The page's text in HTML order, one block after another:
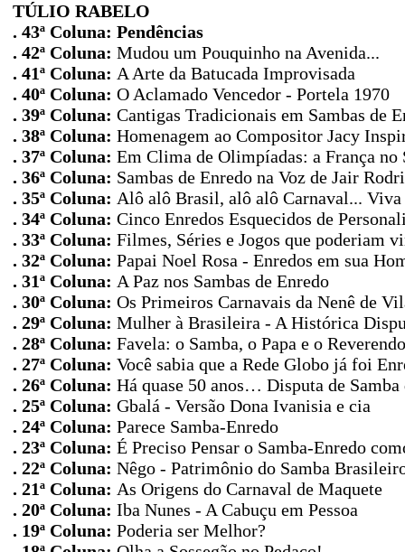
TÚLIO RABELO
. 43ª Coluna: Pendências
. 42ª Coluna: Mudou um Pouquinho na Avenida...
. 41ª Coluna: A Arte da Batucada Improvisada
. 40ª Coluna: O Aclamado Vencedor - Portela 1970
. 39ª Coluna: Cantigas Tradicionais em Sambas de
. 38ª Coluna: Homenagem ao Compositor Jacy
. 37ª Coluna: Em Clima de Olimpíadas: a França no
. 36ª Coluna: Sambas de Enredo na Voz de Jair
. 35ª Coluna: Alô alô Brasil, alô alô Carnaval...
. 34ª Coluna: Cinco Enredos Esquecidos de
. 33ª Coluna: Filmes, Séries e Jogos que poderiam
. 32ª Coluna: Papai Noel Rosa - Enredos em sua
. 31ª Coluna: A Paz nos Sambas de Enredo
. 30ª Coluna: Os Primeiros Carnavais da Nenê de
. 29ª Coluna: Mulher à Brasileira - A Histórica
. 28ª Coluna: Favela: o Samba, o Papa e o Reverendo
. 27ª Coluna: Você sabia que a Rede Globo já foi
. 26ª Coluna: Há quase 50 anos… Disputa de
. 25ª Coluna: Gbalá - Versão Dona Ivanisia e cia
. 24ª Coluna: Parece Samba-Enredo
. 23ª Coluna: É Preciso Pensar o Samba-Enredo
. 22ª Coluna: Nêgo - Patrimônio do Samba
. 21ª Coluna: As Origens do Carnaval de Maquete
. 20ª Coluna: Iba Nunes - A Cabuçu em Pessoa
. 19ª Coluna: Poderia ser Melhor?